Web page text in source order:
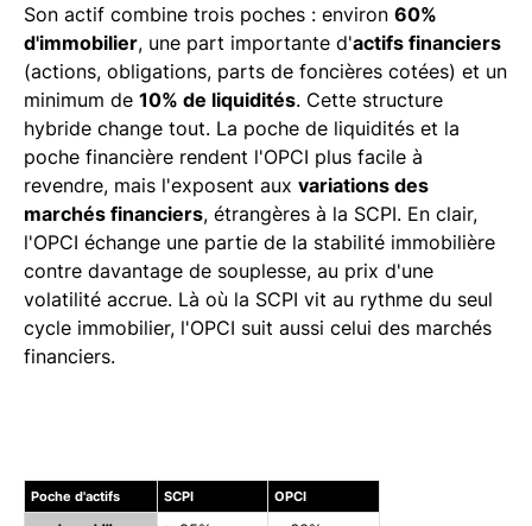
Son actif combine trois poches : environ 60%
d'immobilier, une part importante d'actifs financiers
(actions, obligations, parts de foncières cotées) et un
minimum de 10% de liquidités. Cette structure
hybride change tout. La poche de liquidités et la
poche financière rendent l'OPCI plus facile à
revendre, mais l'exposent aux variations des
marchés financiers, étrangères à la SCPI. En clair,
l'OPCI échange une partie de la stabilité immobilière
contre davantage de souplesse, au prix d'une
volatilité accrue. Là où la SCPI vit au rythme du seul
cycle immobilier, l'OPCI suit aussi celui des marchés
financiers.
Poche d'actifs SCPI
OPCI